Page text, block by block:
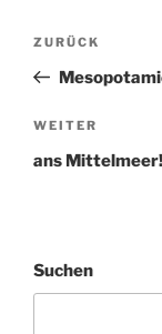
Vorheriger
Beitrag
ZURÜCK
Nächster
Beitrag
WEITER
ans Mittelmeer!
Suchen